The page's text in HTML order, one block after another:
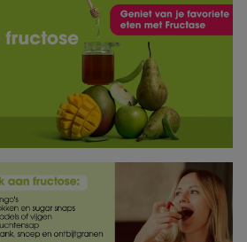
zijn een groep suikers
of slecht worden opgenomen
Monsters van dit product
geclassificeerd als laag
University Low FODMAP
wordt onder licentie
door Intoleran. Eén portie van
bij het volgen van het Monash
dieet™. Een strikt laag
niet worden begonnen zonder